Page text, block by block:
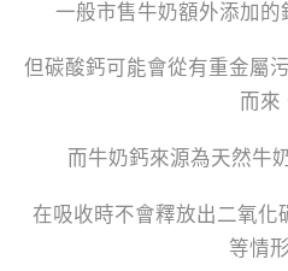
一般市售牛奶額外添加的
但碳酸鈣可能會從有重金屬
而來
而牛奶鈣來源為天然牛
在吸收時不會釋放出二氧化
等情